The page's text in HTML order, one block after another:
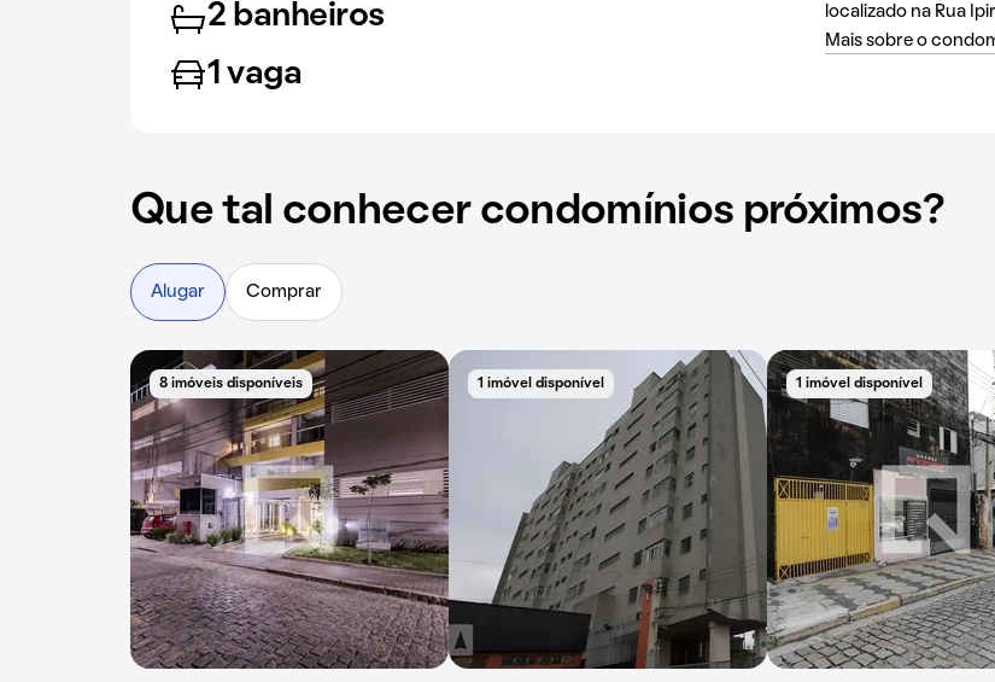
2 banheiros
1 vaga
localizado na Rua
Mais sobre o
Que tal conhecer condomínios próximos?
Alugar Comprar
8 imóveis disponíveis 1 imóvel disponível 1 imóvel disponível